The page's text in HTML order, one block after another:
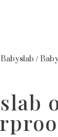
Babyslab /